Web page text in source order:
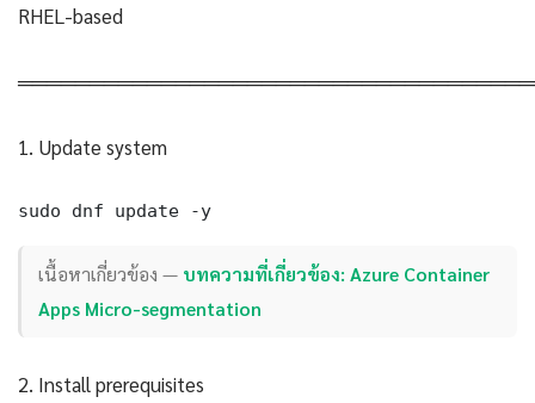
RHEL-based
1. Update system
sudo dnf update -y
เนื้อหาเกี่ยวข้อง — บทความที่เกี่ยวข้อง: Azure Container
Apps Micro-segmentation
2. Install prerequisites